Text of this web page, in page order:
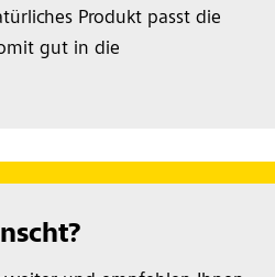
Produkt passt die
gut in die